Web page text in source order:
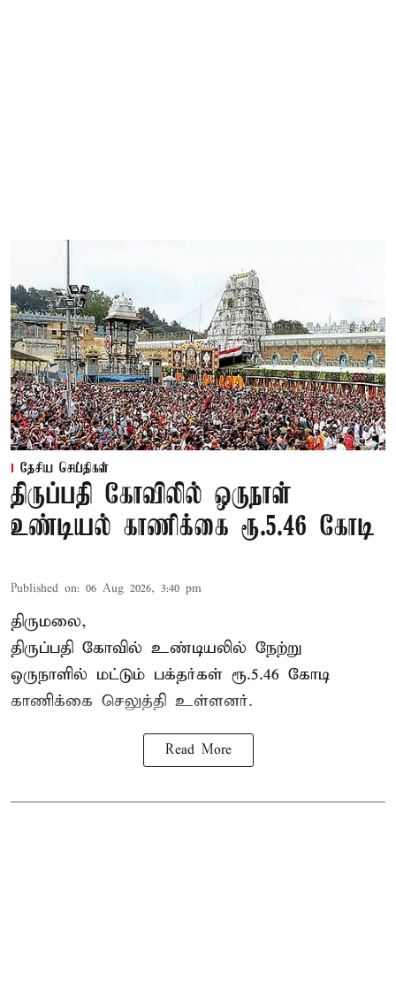
தேசிய செய்திகள்
திருப்பதி கோவிலில் ஒருநாள்
உண்டியல் காணிக்கை ரூ.5.46 கோடி
Published on: 06 Aug 2026, 3:40 pm
திருமலை,
திருப்பதி கோவில் உண்டியலில் நேற்று
ஒருநாளில் மட்டும் பக்தர்கள் ரூ.5.46 கோடி
காணிக்கை செலுத்தி உள்ளனர்.
Read More